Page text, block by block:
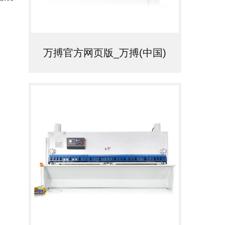
万搏官方网页版_万搏(中国)